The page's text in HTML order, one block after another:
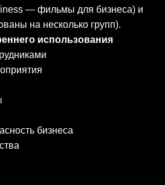
— фильмы для бизнеса) и
на несколько групп).
использования
бизнеса